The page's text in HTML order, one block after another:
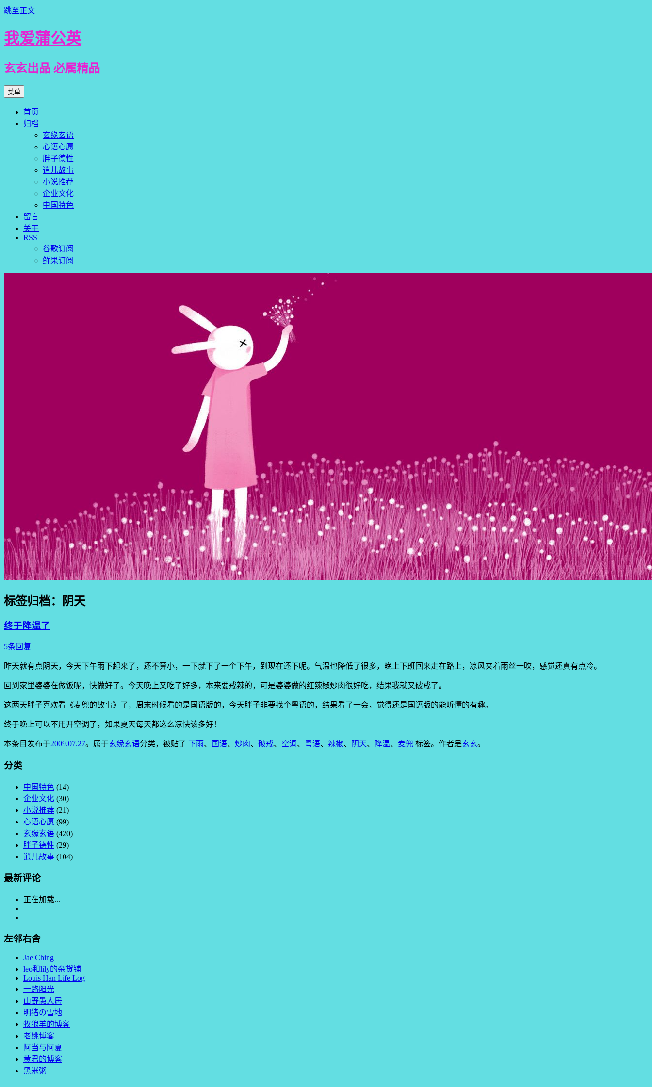
跳至正文
我爱蒲公英
玄玄出品 必属精品
菜单
首页
归档
玄缘玄语
心语心愿
胖子德性
逍儿故事
小说推荐
企业文化
中国特色
留言
关于
RSS
谷歌订阅
鲜果订阅
标签归档： 阴天
终于降温了
5条回复
昨天就有点阴天，今天下午雨下起来了，还不算小，一下就下了一个下午，到现在还下呢。气温也降低了很多，晚上下班回来走在路上，凉风夹着雨丝一吹，感觉还真有点冷。
回到家里婆婆在做饭呢，快做好了。今天晚上又吃了好多，本来要戒辣的，可是婆婆做的红辣椒炒肉很好吃，结果我就又破戒了。
这两天胖子喜欢看《麦兜的故事》了，周末时候看的是国语版的，今天胖子非要找个粤语的，结果看了一会，觉得还是国语版的能听懂的有趣。
终于晚上可以不用开空调了，如果夏天每天都这么凉快该多好！
本条目发布于2009.07.27。属于玄缘玄语分类，被贴了 下雨、 国语、 炒肉、 破戒、 空调 、 粤语、 辣椒、 阴天、 降温、 麦兜 标签。 作者是玄玄。
分类
中国特色 (14)
企业文化 (30)
小说推荐 (21)
心语心愿 (99)
玄缘玄语 (420)
胖子德性 (29)
逍儿故事 (104)
最新评论
正在加载...
左邻右舍
Jae Ching
leo和lily的杂货铺
Louis Han Life Log
一路阳光
山野愚人居
明猪の雪地
牧狼羊的博客
老姚博客
阿当与阿夏
黄君的博客
黑米粥